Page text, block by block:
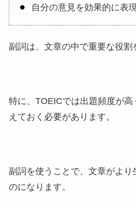
自分の意見を効果的に表
副詞は、文章の中で重要な役割
特に、TOEICでは出題頻度が高
えておく必要があります。
副詞を使うことで、文章がより
のになります。